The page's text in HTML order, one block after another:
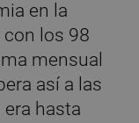
en la
con los 98
mensual
así a las
hasta